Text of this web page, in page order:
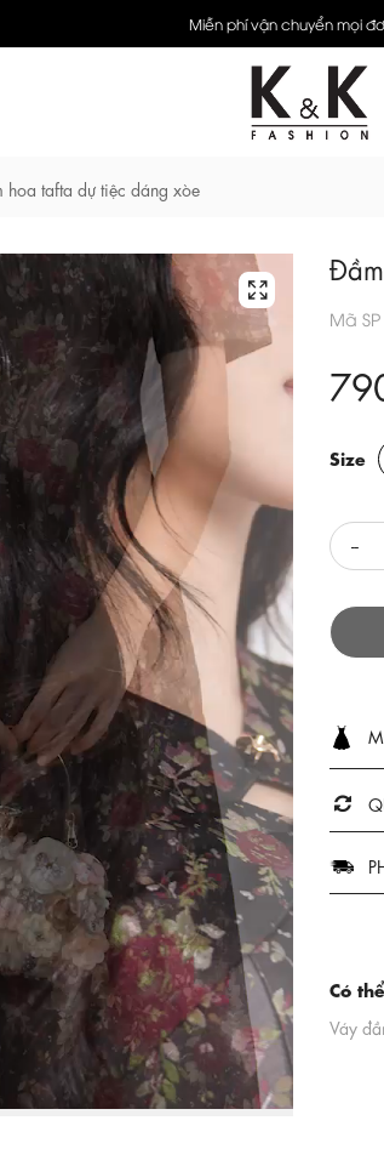
Miễn phí vận chuyển mọi
hoa tafta dự tiệc dáng xòe
Mã SP
Size
Có
Váy